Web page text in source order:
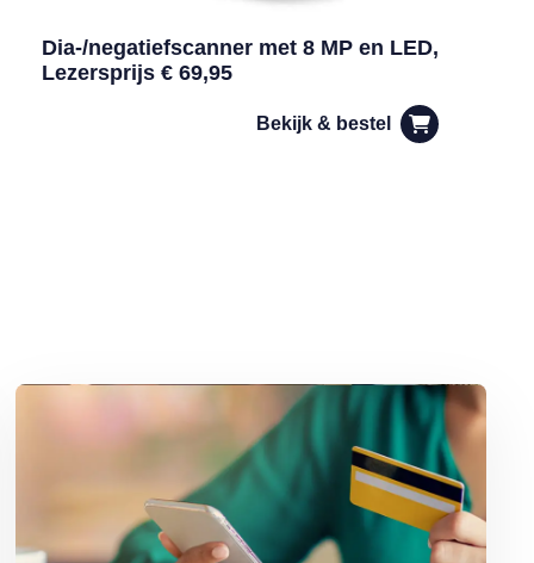
Dia-/negatiefscanner met 8 MP en LED,
Lezersprijs € 69,95
Bekijk & bestel
Lees meer over Help, de bank-app werkt niet meer